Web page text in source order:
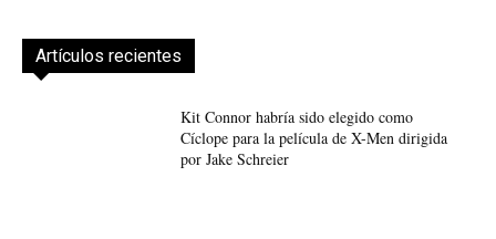
Artículos recientes
Kit Connor habría sido elegido como
Cíclope para la película de X-Men dirigida
por Jake Schreier